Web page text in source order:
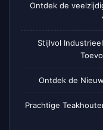
Ontdek de
Stijlvol
Ontdek de
Prachtige